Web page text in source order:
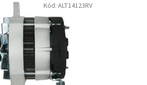
Kód: ALT14123RV